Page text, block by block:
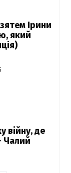
Ірини
який
війну, де
Чалий